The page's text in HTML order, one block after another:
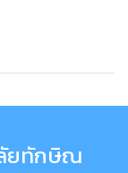
ยทักษิณ